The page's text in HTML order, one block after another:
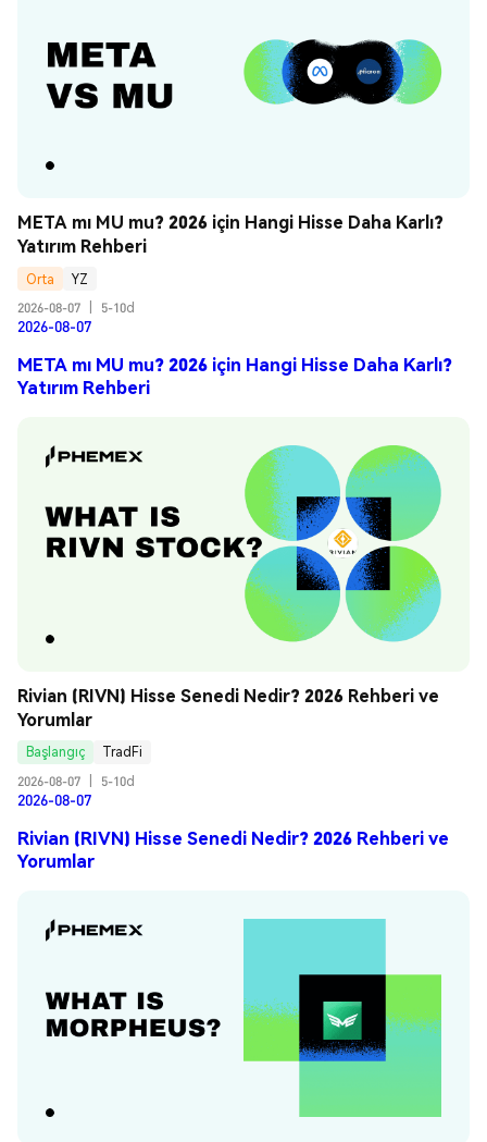
META mı MU mu? 2026 için Hangi Hisse Daha Karlı?
Yatırım Rehberi
Orta
YZ
2026-08-07
5-10d
2026-08-07
META mı MU mu? 2026 için Hangi Hisse Daha Karlı?
Yatırım Rehberi
Rivian (RIVN) Hisse Senedi Nedir? 2026 Rehberi ve
Yorumlar
Başlangıç
TradFi
2026-08-07
5-10d
2026-08-07
Rivian (RIVN) Hisse Senedi Nedir? 2026 Rehberi ve
Yorumlar